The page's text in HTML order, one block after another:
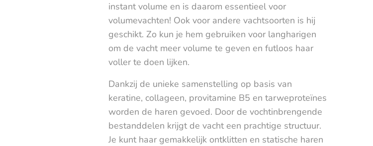
instant volume en is daarom essentieel voor
volumevachten! Ook voor andere vachtsoorten is hij
geschikt. Zo kun je hem gebruiken voor langharigen
om de vacht meer volume te geven en futloos haar
voller te doen lijken.
Dankzij de unieke samenstelling op basis van
keratine, collageen, provitamine B5 en tarweproteïnes
worden de haren gevoed. Door de vochtinbrengende
bestanddelen krijgt de vacht een prachtige structuur.
Je kunt haar gemakkelijk ontklitten en statische haren